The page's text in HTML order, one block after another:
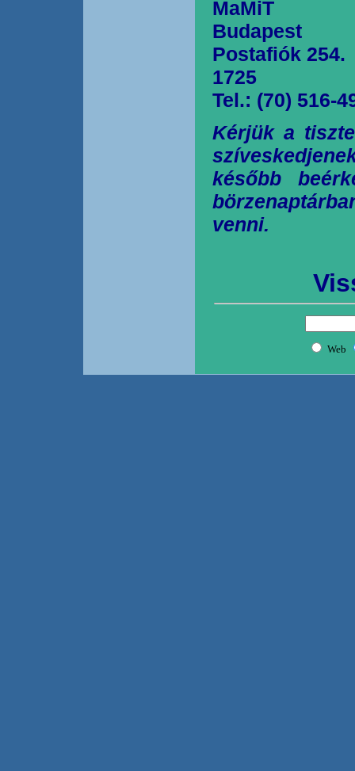
MaMiT
Budapest
Postafiók 254.
1725
Tel.: (70) 516-
Kérjük a
később
venni.